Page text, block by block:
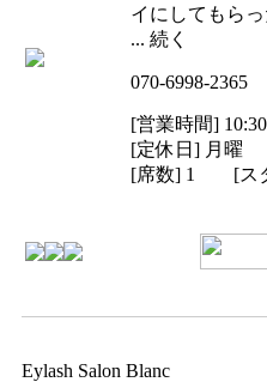
イにしてもら
... 続く
070-6998-2365
[営業時間]
[定休日] 月曜
[席数] 1 [スタ
Eylash Salon Blanc